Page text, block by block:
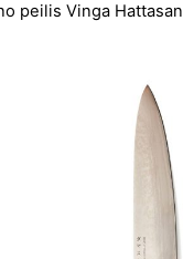
peilis Vinga Hattasan